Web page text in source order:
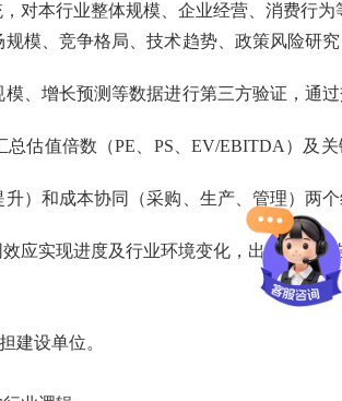
对本行业整体规模、企业经营、消费行
模、竞争格局、技术趋势、政策风险研
、增长预测等数据进行第三方验证，通
估值倍数（PE、PS、EV/EBITDA）及
）和成本协同（采购、生产、管理）两
应实现进度及行业环境变化，出具跟踪
建设单位。